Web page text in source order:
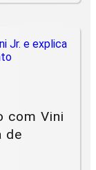
com Vini
de